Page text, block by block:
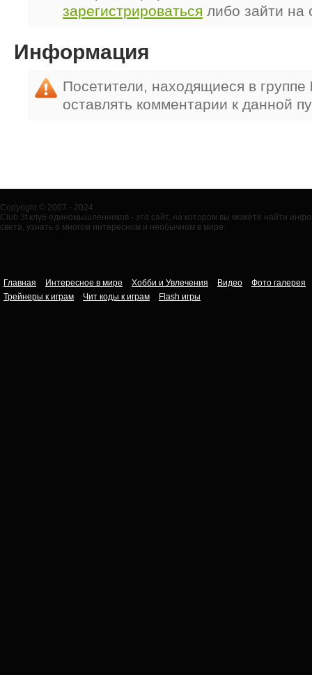
зарегистрироваться либо зайти на
Информация
Посетители, находящиеся в группе
оставлять комментарии к данной
Copyright © 2007 - 2024
Club 3t клуб единомышленников - это сайт, на котором вы можете найти
света, узнать о многом интересном и необычном в мире.
Главная Интересное в мире Хобби и Увлечения Видео
Фото галерея
Трейнеры к играм
Чит коды к играм Flash игры